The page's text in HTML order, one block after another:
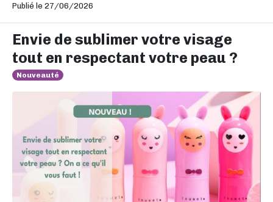
Publié le 27/06/2026
Envie de sublimer votre visage
tout en respectant votre peau ?
Nouveauté